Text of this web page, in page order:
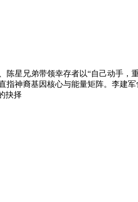
星兄弟带领幸存者以“自己动手
神裔基因核心与能量矩阵。李建
抉择